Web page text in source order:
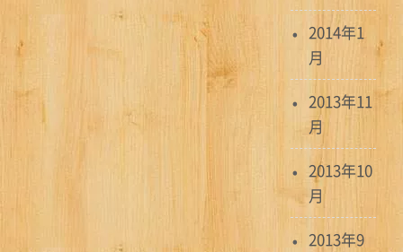
2014年1
月
2013年11
月
2013年10
月
2013年9